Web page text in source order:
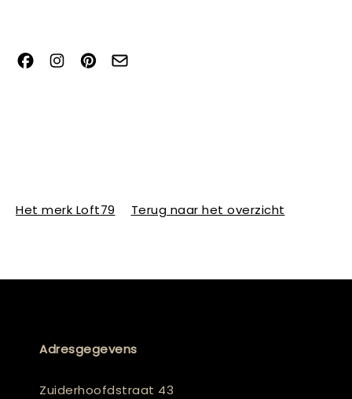
Het merk Loft79 Terug naar het overzicht
Adresgegevens
Zuiderhoofdstraat 43